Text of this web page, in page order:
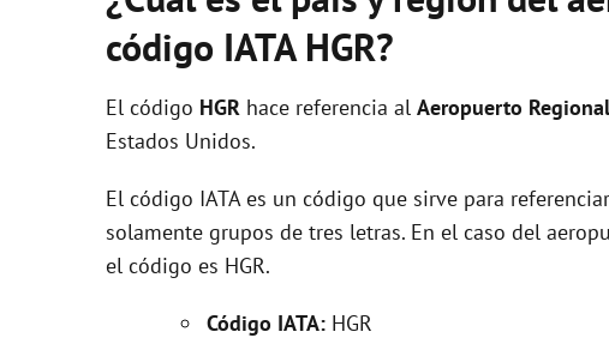
código IATA HGR?
El código HGR hace referencia al Aeropuerto
Estados Unidos.
El código IATA es un código que sirve para
solamente grupos de tres letras. En el caso del
el código es HGR.
Código IATA: HGR